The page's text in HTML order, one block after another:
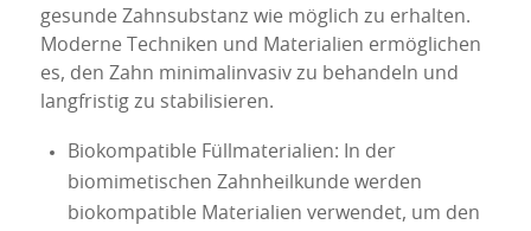
gesunde Zahnsubstanz wie möglich zu erhalten.
Moderne Techniken und Materialien ermöglichen
es, den Zahn minimalinvasiv zu behandeln und
langfristig zu stabilisieren.
Biokompatible Füllmaterialien: In der
biomimetischen Zahnheilkunde werden
biokompatible Materialien verwendet, um den